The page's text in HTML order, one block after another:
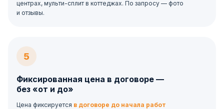
центрах, мульти-сплит в коттеджах. По запросу — фото
и отзывы.
5
Фиксированная цена в договоре —
без «от и до»
Цена фиксируется в договоре до начала работ